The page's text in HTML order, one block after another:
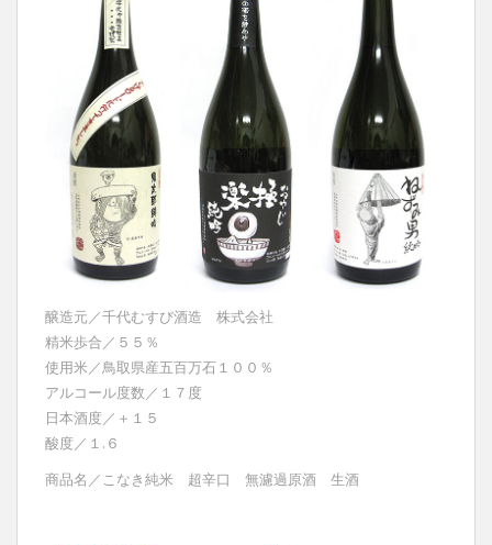
醸造元／千代むすび酒造 株式会社
精米歩合／５５％
使用米／鳥取県産五百万石１００％
アルコール度数／１７度
日本酒度／＋１５
酸度／１.６
商品名／こなき純米 超辛口 無濾過原酒 生酒